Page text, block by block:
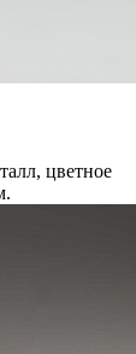
цветное